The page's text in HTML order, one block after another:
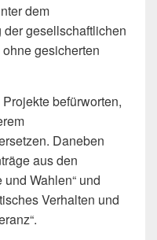
dem
der gesellschaftlichen
gesicherten
befürworten,
Daneben
aus den
Wahlen“ und
Verhalten und